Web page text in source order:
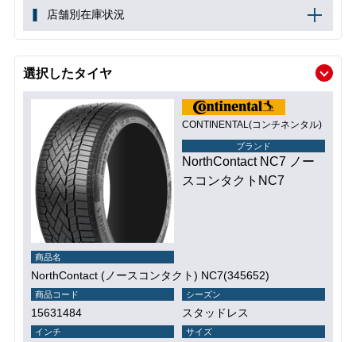
店舗別在庫状況
選択したタイヤ
CONTINENTAL(コンチネンタル)
ブランド
NorthContact NC7 ノー
スコンタクトNC7
商品名
NorthContact (ノースコンタクト) NC7(345652)
商品コード
15631484
シーズン
スタッドレス
インチ サイズ